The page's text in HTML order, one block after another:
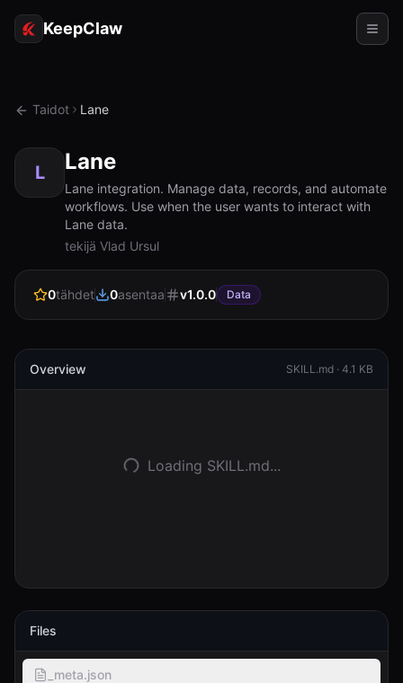
KeepClaw
Token-käyttö
Käyttökohteet
Hinnoittelu
RESURSSIT
Dokumentaatio
Aloita
Taidot Lane
L Lane
Lane integration. Manage data, records, and automate
workflows. Use when the user wants to interact with
Lane data.
tekijä Vlad Ursul
0tähdet 0asentaa v1.0.0 Data
Overview SKILL.md · 4.1 KB
Loading SKILL.md...
Files
_meta.json